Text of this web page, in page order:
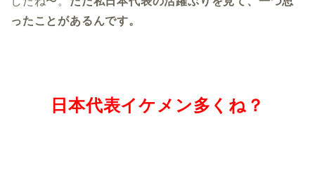
ったことがあるんです。
日本代表イケメン多くね？